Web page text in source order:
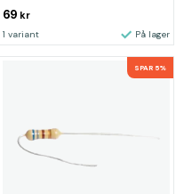
69 kr
1 variant På lager
SPAR 5%